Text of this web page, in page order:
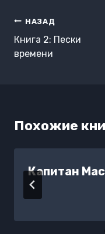
Навигация
по
записям
НАЗАД
Книга 2: Пески
времени
Похожие
Капитан